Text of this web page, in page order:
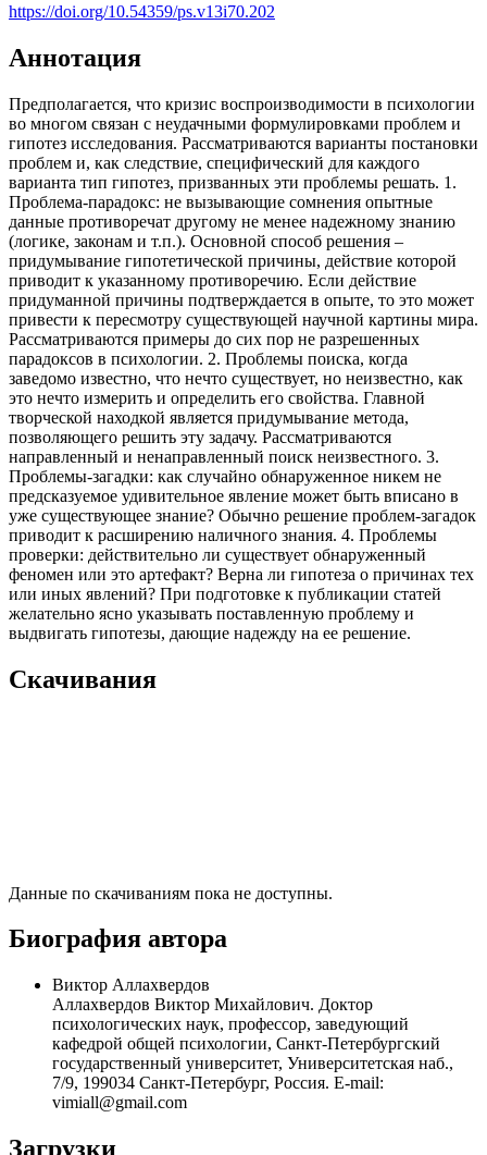
https://doi.org/10.54359/ps.v13i70.202
Аннотация
Предполагается, что кризис воспроизводимости в психологии
во многом связан с неудачными формулировками проблем и
гипотез исследования. Рассматриваются варианты постановки
проблем и, как следствие, специфический для каждого
варианта тип гипотез, призванных эти проблемы решать. 1.
Проблема-парадокс: не вызывающие сомнения опытные
данные противоречат другому не менее надежному знанию
(логике, законам и т.п.). Основной способ решения –
придумывание гипотетической причины, действие которой
приводит к указанному противоречию. Если действие
придуманной причины подтверждается в опыте, то это может
привести к пересмотру существующей научной картины мира.
Рассматриваются примеры до сих пор не разрешенных
парадоксов в психологии. 2. Проблемы поиска, когда
заведомо известно, что нечто существует, но неизвестно, как
это нечто измерить и определить его свойства. Главной
творческой находкой является придумывание метода,
позволяющего решить эту задачу. Рассматриваются
направленный и ненаправленный поиск неизвестного. 3.
Проблемы-загадки: как случайно обнаруженное никем не
предсказуемое удивительное явление может быть вписано в
уже существующее знание? Обычно решение проблем-загадок
приводит к расширению наличного знания. 4. Проблемы
проверки: действительно ли существует обнаруженный
феномен или это артефакт? Верна ли гипотеза о причинах тех
или иных явлений? При подготовке к публикации статей
желательно ясно указывать поставленную проблему и
выдвигать гипотезы, дающие надежду на ее решение.
Скачивания
Данные по скачиваниям пока не доступны.
Биография автора
Виктор Аллахвердов
Аллахвердов Виктор Михайлович. Доктор
психологических наук, профессор, заведующий
кафедрой общей психологии, Санкт-Петербургский
государственный университет, Университетская наб.,
7/9, 199034 Санкт-Петербург, Россия. E-mail:
vimiall@gmail.com
Загрузки